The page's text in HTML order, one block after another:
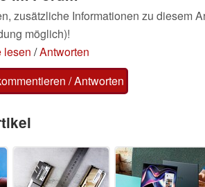
zusätzliche Informationen zu diesem
möglich)!
lesen /Antworten
/ Antworten